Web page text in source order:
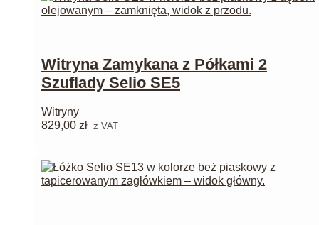
Witryna Zamykana z Półkami 2
Szuflady Selio SE5
Witryny
829,00 zł z VAT